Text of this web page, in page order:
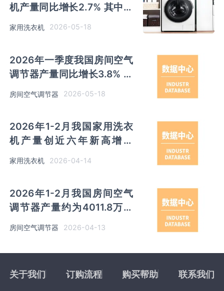
机产量同比增长2.7% 其中安
30.2%、28.3%
家用洗衣机 2026-05-18
2026年一季度我国房间空气
调节器产量同比增长3.8% 其
一
房间空气调节器 2026-05-18
2026年1-2月我国家用洗衣
机产量创近六年新高增至
1857.9万吨 其中安徽、江苏
产量占比30.67%、28.93%
家用洗衣机 2026-04-14
2026年1-2月我国房间空气
调节器产量约为4011.8万台
同比增长0.7% 其中广东以超
千万台产量位居首位
房间空气调节器 2026-04-13
关于我们 订购流程 购买帮助 联系我们